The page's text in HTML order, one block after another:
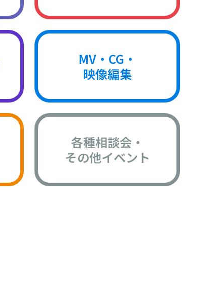
MV・CG・
映像編集
各種相談会・
その他イベント